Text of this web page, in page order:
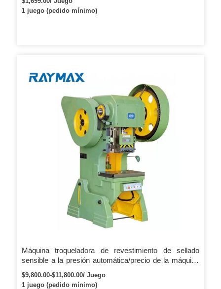
1 juego (pedido mínimo)
Máquina troqueladora de revestimiento de sellado
sensible a la presión automática/precio de la máquina
punzonadora con dispositivo de recogida para
embalaje en tubos
$9,800.00-$11,800.00/ Juego
1 juego (pedido mínimo)